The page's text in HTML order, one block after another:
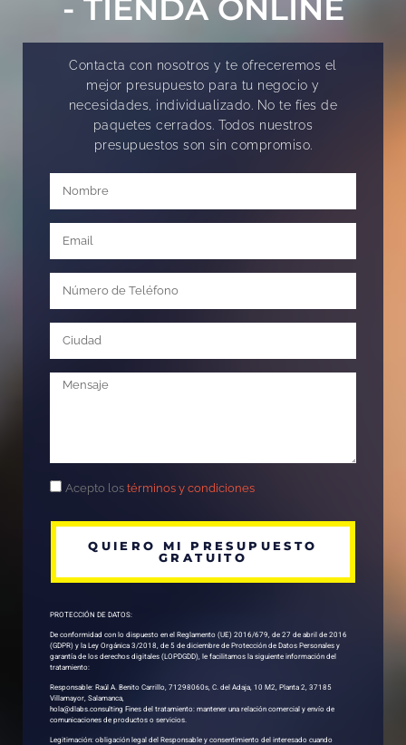
- TIENDA ONLINE
Contacta con nosotros y te ofreceremos el
mejor presupuesto para tu negocio y
necesidades, individualizado. No te fíes de
paquetes cerrados. Todos nuestros
presupuestos son sin compromiso.
Acepto los términos y condiciones
QUIERO MI PRESUPUESTO
GRATUITO
PROTECCIÓN DE DATOS:
De conformidad con lo dispuesto en el Reglamento (UE) 2016/679, de 27 de abril de 2016
(GDPR) y la Ley Orgánica 3/2018, de 5 de diciembre de Protección de Datos Personales y
garantía de los derechos digitales (LOPDGDD), le facilitamos la siguiente información del
tratamiento:
Responsable: Raúl A. Benito Carrillo, 71298060s, C. del Adaja, 10 M2, Planta 2, 37185
Villamayor, Salamanca,
hola@dlabs.consulting Fines del tratamiento: mantener una relación comercial y envío de
comunicaciones de productos o servicios.
Legitimación: obligación legal del Responsable y consentimiento del interesado cuando